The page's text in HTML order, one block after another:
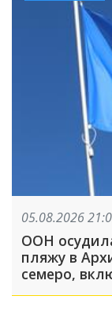
05.08.2026
ООН
пляжу в
семеро,